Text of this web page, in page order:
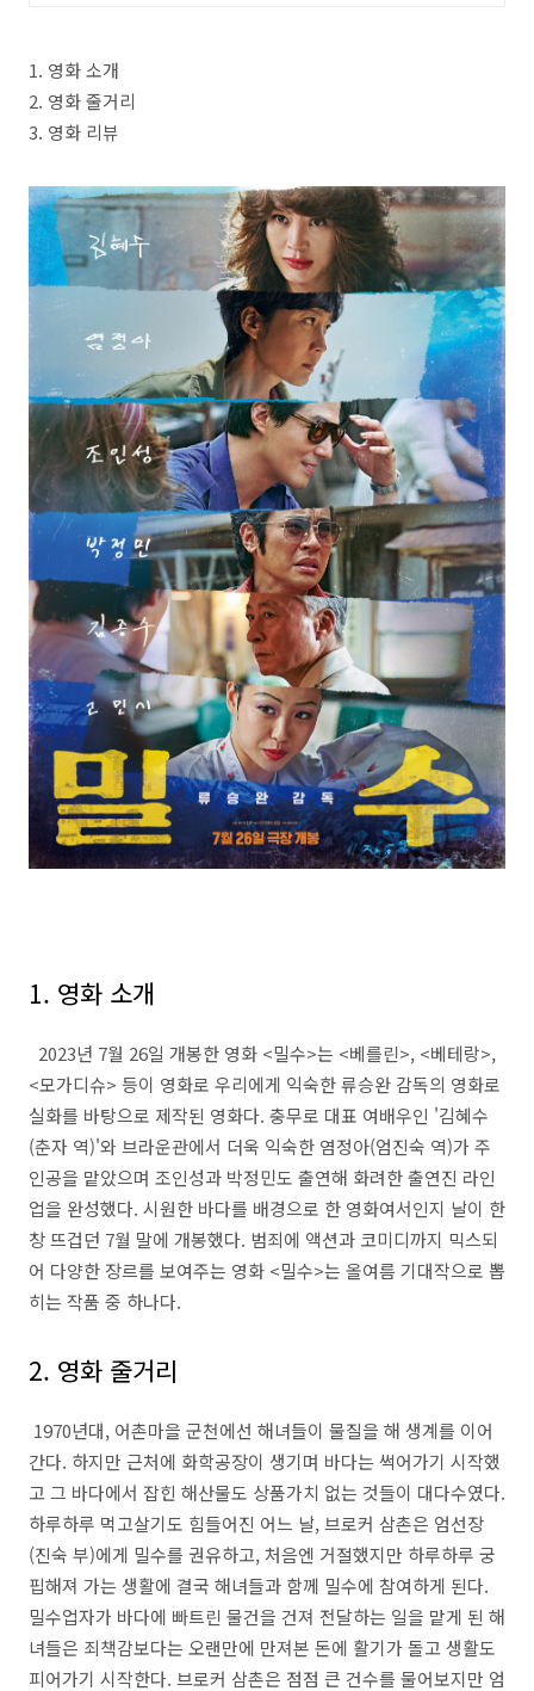
1. 영화 소개
2. 영화 줄거리
3. 영화 리뷰
1. 영화 소개
2023년 7월 26일 개봉한 영화 <밀수>는 <베를린>, <베테랑>,
<모가디슈> 등이 영화로 우리에게 익숙한 류승완 감독의 영화로
실화를 바탕으로 제작된 영화다. 충무로 대표 여배우인 '김혜수
(춘자 역)'와 브라운관에서 더욱 익숙한 염정아(엄진숙 역)가 주
인공을 맡았으며 조인성과 박정민도 출연해 화려한 출연진 라인
업을 완성했다. 시원한 바다를 배경으로 한 영화여서인지 날이 한
창 뜨겁던 7월 말에 개봉했다. 범죄에 액션과 코미디까지 믹스되
어 다양한 장르를 보여주는 영화 <밀수>는 올여름 기대작으로 뽑
히는 작품 중 하나다.
2. 영화 줄거리
1970년대, 어촌마을 군천에선 해녀들이 물질을 해 생계를 이어
간다. 하지만 근처에 화학공장이 생기며 바다는 썩어가기 시작했
고 그 바다에서 잡힌 해산물도 상품가치 없는 것들이 대다수였다.
하루하루 먹고살기도 힘들어진 어느 날, 브로커 삼촌은 엄선장
(진숙 부)에게 밀수를 권유하고, 처음엔 거절했지만 하루하루 궁
핍해져 가는 생활에 결국 해녀들과 함께 밀수에 참여하게 된다.
밀수업자가 바다에 빠트린 물건을 건져 전달하는 일을 맡게 된 해
녀들은 죄책감보다는 오랜만에 만져본 돈에 활기가 돌고 생활도
피어가기 시작한다. 브로커 삼촌은 점점 큰 건수를 물어보지만 엄